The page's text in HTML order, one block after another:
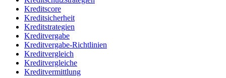
Kreditscore
Kreditsicherheit
Kreditstrategien
Kreditvergabe
Kreditvergabe-Richtlinien
Kreditvergleich
Kreditvergleiche
Kreditvermittlung